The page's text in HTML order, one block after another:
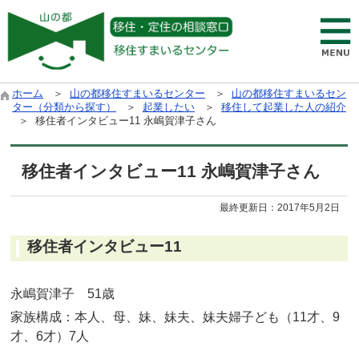
ホーム ＞ 山の都移住すまいるセンター ＞ 山の都移住すまいるセン
ター（分類から探す）
＞ 起業したい ＞ 移住して起業した人の紹介
＞ 移住者インタビュー11 永嶋賀津子さん
移住者インタビュー11 永嶋賀津子さん
最終更新日：2017年5月2日
移住者インタビュー11
永嶋賀津子 51歳
家族構成：本人、母、妹、妹夫、妹夫婦子ども（11才、9
才、6才）7人